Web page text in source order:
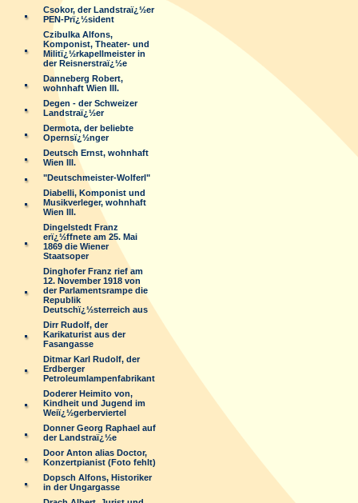
Csokor, der Landstraï¿½er
PEN-Prï¿½sident
Czibulka Alfons,
Komponist, Theater- und
Militï¿½rkapellmeister in
der Reisnerstraï¿½e
Danneberg Robert,
wohnhaft Wien III.
Degen - der Schweizer
Landstraï¿½er
Dermota, der beliebte
Opernsï¿½nger
Deutsch Ernst, wohnhaft
Wien III.
"Deutschmeister-Wolferl"
Diabelli, Komponist und
Musikverleger, wohnhaft
Wien III.
Dingelstedt Franz
erï¿½ffnete am 25. Mai
1869 die Wiener
Staatsoper
Dinghofer Franz rief am
12. November 1918 von
der Parlamentsrampe die
Republik
Deutschï¿½sterreich aus
Dirr Rudolf, der
Karikaturist aus der
Fasangasse
Ditmar Karl Rudolf, der
Erdberger
Petroleumlampenfabrikant
Doderer Heimito von,
Kindheit und Jugend im
Weiï¿½gerberviertel
Donner Georg Raphael auf
der Landstraï¿½e
Door Anton alias Doctor,
Konzertpianist (Foto fehlt)
Dopsch Alfons, Historiker
in der Ungargasse